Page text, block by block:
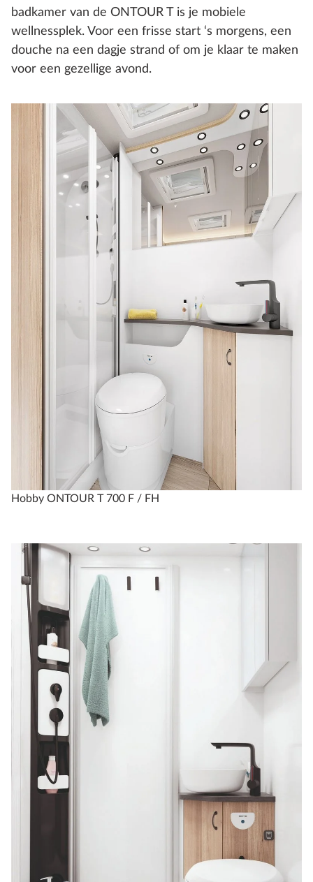
badkamer van de ONTOUR T is je mobiele
wellnessplek. Voor een frisse start ‘s morgens, een
douche na een dagje strand of om je klaar te maken
voor een gezellige avond.
Hobby ONTOUR T 700 F / FH